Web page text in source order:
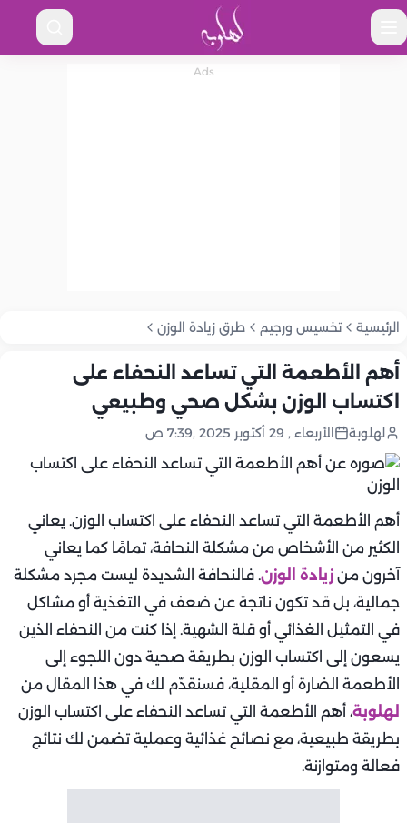
الرئيسية تخسيس ورجيم طرق زيادة الوزن
أهم الأطعمة التي تساعد النحفاء على
اكتساب الوزن بشكل صحي وطبيعي
لهلوبة الأربعاء , 29 أكتوبر 2025 ,7:39 ص
أهم الأطعمة التي تساعد النحفاء على اكتساب الوزن. يعاني
الكثير من الأشخاص من مشكلة النحافة، تمامًا كما يعاني
آخرون من زيادة الوزن. فالنحافة الشديدة ليست مجرد مشكلة
جمالية، بل قد تكون ناتجة عن ضعف في التغذية أو مشاكل
في التمثيل الغذائي أو قلة الشهية. إذا كنت من النحفاء الذين
يسعون إلى اكتساب الوزن بطريقة صحية دون اللجوء إلى
الأطعمة الضارة أو المقلية، فسنقدّم لك في هذا المقال من
لهلوبة، أهم الأطعمة التي تساعد النحفاء على اكتساب الوزن
بطريقة طبيعية، مع نصائح غذائية وعملية تضمن لك نتائج
فعالة ومتوازنة.